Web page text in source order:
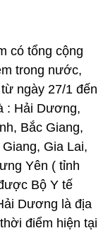
có tổng cộng
trong nước,
ngày 27/1 đến
: Hải Dương,
Bắc Giang,
Gia Lai,
Yên ( tỉnh
Bộ Y tế
Dương là địa
điểm hiện tại